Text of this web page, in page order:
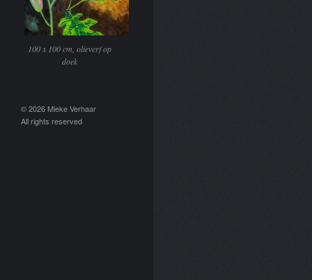
100 x 100 cm, olieverf op
doek
© 2026 Mieke Verhaar
All rights reserved